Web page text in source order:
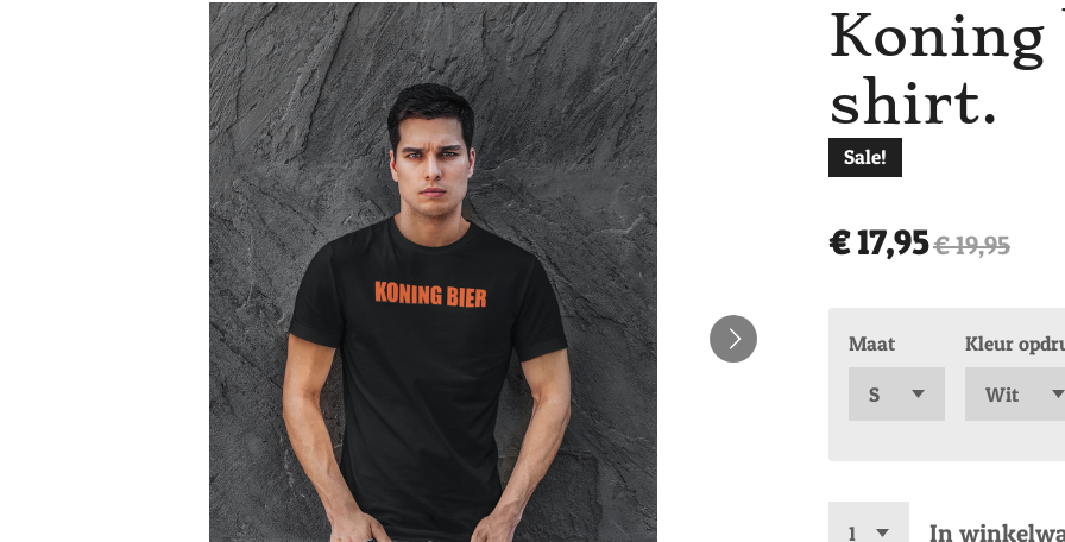
Koning
shirt.
Sale!
€ 17,95€ 19,95
Maat Kleur
In